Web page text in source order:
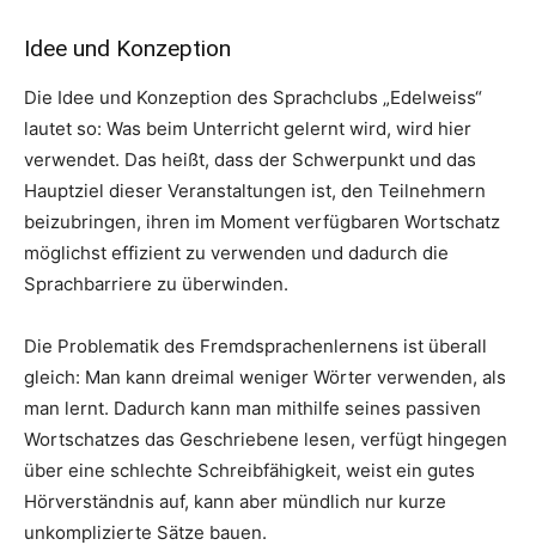
Idee und Konzeption
Die Idee und Konzeption des Sprachclubs „Edelweiss“
lautet so: Was beim Unterricht gelernt wird, wird hier
verwendet. Das heißt, dass der Schwerpunkt und das
Hauptziel dieser Veranstaltungen ist, den Teilnehmern
beizubringen, ihren im Moment verfügbaren Wortschatz
möglichst effizient zu verwenden und dadurch die
Sprachbarriere zu überwinden.
Die Problematik des Fremdsprachenlernens ist überall
gleich: Man kann dreimal weniger Wörter verwenden, als
man lernt. Dadurch kann man mithilfe seines passiven
Wortschatzes das Geschriebene lesen, verfügt hingegen
über eine schlechte Schreibfähigkeit, weist ein gutes
Hörverständnis auf, kann aber mündlich nur kurze
unkomplizierte Sätze bauen.